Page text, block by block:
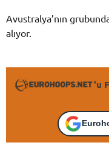
Avustralya’nın
alıyor.
'u